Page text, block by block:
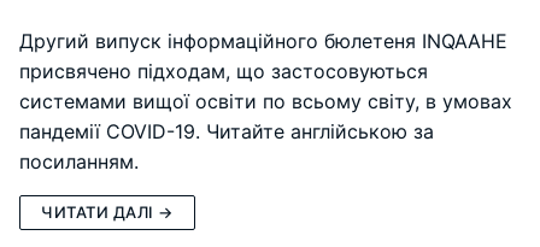
Другий випуск інформаційного бюлетеня INQAAHE
присвячено підходам, що застосовуються
системами вищої освіти по всьому світу, в умовах
пандемії COVID-19. Читайте англійською за
посиланням.
ЧИТАТИ ДАЛІ →